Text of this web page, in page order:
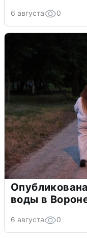
6 августа 0
воды в
6 августа 0